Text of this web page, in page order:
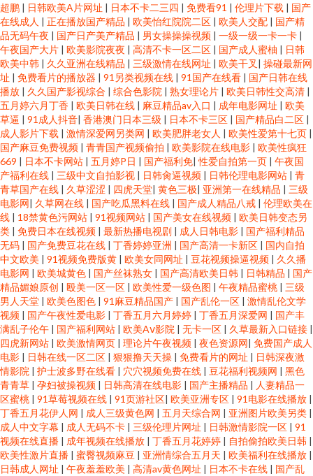
超鹏 | 日韩欧美A片网址 | 日本不卡二三四 | 免费看91 | 伦理片下载 | 国产
在线成人 | 正在播放国产精品 | 欧美怡红院院二区 | 欧美人交配 | 国产精
品无码午夜 | 国产日产美产精品 | 男女操操操视频 | 一级一级一卡一卡 |
午夜国产大片 | 欧美影院夜夜 | 高清不卡一区二区 | 国产成人蜜柚 | 日韩
欧美中韩 | 久久亚洲在线精品 | 三级激情在线网址 | 欧美干叉 | 操碰最新网
址 | 免费看片的播放器 | 91另类视频在线 | 91国产在线看 | 国产日韩在线
播放 | 久久国产影视综合 | 综合色影院 | 熟女理论片 | 欧美日韩性交高清 |
五月婷六月丁香 | 欧美日韩在线 | 麻豆精品av入口 | 成年电影网址 | 欧美
草逼 | 91成人抖音| 香港澳门日本三级 | 日本不卡三区 | 国产精品白二区 |
成人影片下载 | 激情深爱网另类网 | 欧美肥胖老女人 | 欧美性爱第十七页 |
国产麻豆免费视频 | 青青国产视频偷拍 | 欧美影院在线电影 | 欧美性疯狂
669 | 日本不卡网站 | 五月婷P日 | 国产福利免|性爱自拍第一页 | 午夜国
产福利在线 | 三级中文自拍影视 | 日韩肏逼视频 | 日韩伦理电影网站 | 青
青草国产在线 | 久草涩涩 | 四虎天堂| 黄色三极| 亚洲第一在线精品 | 三级
电影网| 久草网在线 | 国产吃瓜黑料在线 | 国产成人精品八戒 | 伦理欧美在
线 | 18禁黄色污网站 | 91视频网站 | 国产美女在线视频 | 欧美日韩变态另
类 | 免费日本在线视频 | 最新热播电视剧 | 成人日韩电影 | 国产福利精品
无码 | 国产免费豆花在线 | 丁香婷婷亚洲 | 国产高清一卡新区 | 国内自拍
中文欧美 | 91视频免费版黄 | 欧美女同网址 | 豆花视频操逼视频 | 久久播
电影网 | 欧美城黄色 | 国产丝袜熟女 | 国产高清欧美日韩 | 日韩精品 | 国产
精品媚娘原创 | 殴美一区一区 | 欧美性爱一级色图 | 午夜精品蜜桃 | 三级
男人天堂 | 欧美色图色 | 91麻豆精品国产 | 国产乱伦一区 | 激情乱伦文学
视频 | 国产午夜性爱电影 | 丁香五月六月婷婷 | 丁香五月深爱网 | 国产丰
满乱子伦午 | 国产福利网站 | 欧美Aⅴ影院 | 无卡一区 | 久草最新入口链接 |
四虎新网站 | 欧美激情网页 | 理论片午夜视频 | 夜色资源网| 免费国产成人
电影 | 日韩在线一区二区 | 狠狠撸天天操 | 免费看片的网址 | 日韩深夜激
情影院 | 护士波多野在线看 | 穴穴视频免费在线 | 豆花福利视频网 | 黑色
青青草 | 孕妇被操视频 | 日韩高清在线电影 | 国产主播精品 | 人妻精品一
区蜜桃 | 91草莓视频在线 | 91页游社区| 欧美亚洲专区 | 91电影在线播放 |
丁香五月花伊人网 | 成人三级黄色网 | 五月天综合网 | 亚洲图片欧美另类 |
成人中文字幕 | 成人无码不卡 | 三级伦理片网址 | 日韩激情影院一区 | 91
视频在线直播 | 成年视频在线播放 | 丁香五月花婷婷 | 自拍偷拍欧美日韩 |
欧美性激片直播 | 蜜臀视频麻豆 | 亚洲情综合五月天 | 欧美福利在线播放 |
日韩成人网址 | 午夜羞羞欧美 | 高清av黄色网址 | 日本不卡在线 | 国产乱